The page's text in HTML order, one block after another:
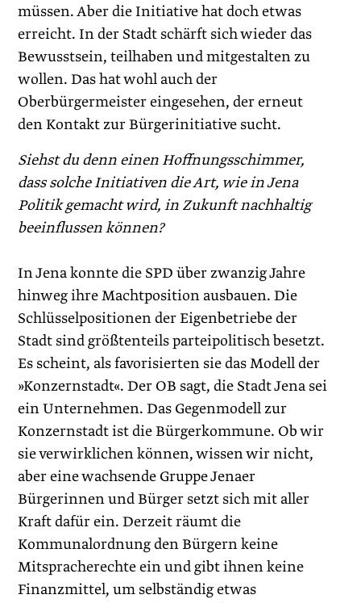
müssen. Aber die Initiative hat doch etwas
erreicht. In der Stadt schärft sich wieder das
Bewusstsein, teilhaben und mitgestalten zu
wollen. Das hat wohl auch der
Oberbürgermeister eingesehen, der erneut
den Kontakt zur Bürgerinitiative sucht.
Siehst du denn einen Hoffnungsschimmer,
dass solche Initiativen die Art, wie in Jena
Politik gemacht wird, in Zukunft nachhaltig
beeinflussen können?
In Jena konnte die SPD über zwanzig Jahre
hinweg ihre Machtposition ausbauen. Die
Schlüsselpositionen der Eigenbetriebe der
Stadt sind größtenteils parteipolitisch besetzt.
Es scheint, als favorisierten sie das Modell der
»Konzernstadt«. Der OB sagt, die Stadt Jena sei
ein Unternehmen. Das Gegenmodell zur
Konzernstadt ist die Bürgerkommune. Ob wir
sie verwirklichen können, wissen wir nicht,
aber eine wachsende Gruppe Jenaer
Bürgerinnen und Bürger setzt sich mit aller
Kraft dafür ein. Derzeit räumt die
Kommunalordnung den Bürgern keine
Mitspracherechte ein und gibt ihnen keine
Finanzmittel, um selbständig etwas